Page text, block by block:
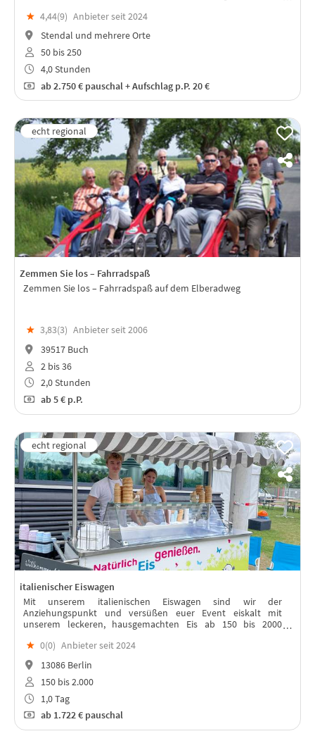
★ 4,44(9) Anbieter seit 2024
Stendal und mehrere Orte
50 bis 250
4,0 Stunden
ab2.750 € pauschal + Aufschlag p.P. 20 €
Zemmen Sie los – Fahrradspaß
Zemmen Sie los – Fahrradspaß auf dem Elberadweg
★ 3,83(3) Anbieter seit 2006
39517 Buch
2 bis 36
2,0 Stunden
ab5 € p.P.
italienischer Eiswagen
Mit unserem italienischen Eiswagen sind wir der
Anziehungspunkt und versüßen euer Event eiskalt mit
unserem leckeren, hausgemachten Eis ab 150 bis 2000
★ 0(0) Anbieter seit 2024
13086 Berlin
150 bis 2.000
1,0 Tag
ab1.722 € pauschal